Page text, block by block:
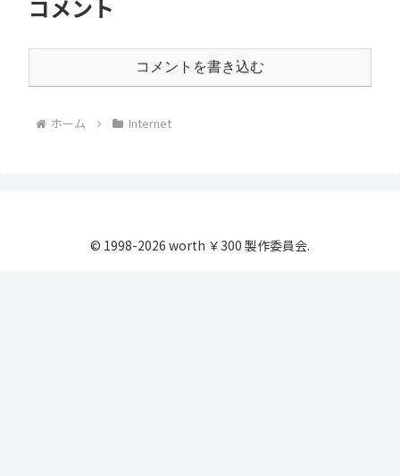
コメント
コメントを書き込む
ホーム Internet
© 1998-2026 worth ￥300 製作委員会.